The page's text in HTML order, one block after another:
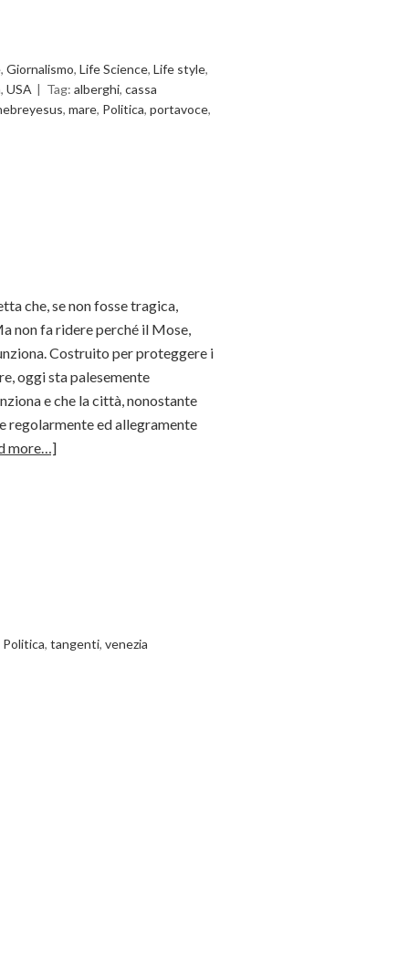
, Giornalismo, Life Science, Life style,
, USA Tag: alberghi, cassa
, mare, Politica, portavoce,
che, se non fosse tragica,
non fa ridere perché il Mose,
Costruito per proteggere i
oggi sta palesemente
e che la città, nonostante
regolarmente ed allegramente
more…]
Politica, tangenti, venezia